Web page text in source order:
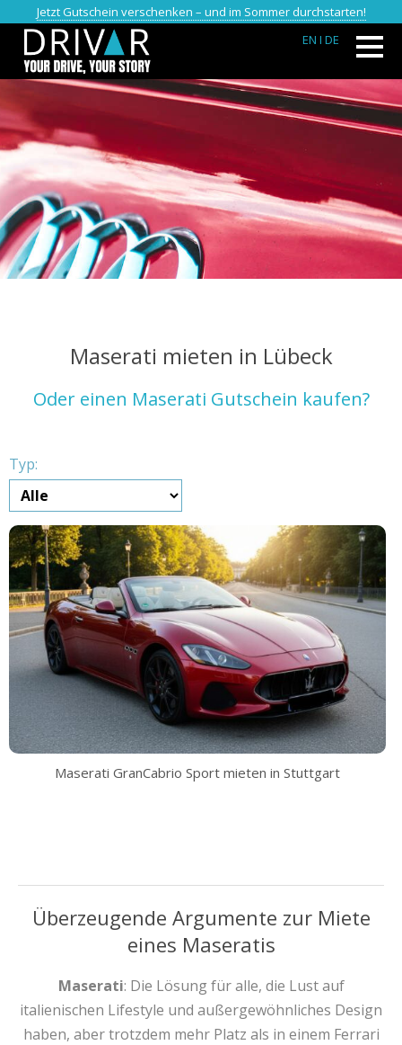
Jetzt Gutschein verschenken – und im Sommer durchstarten!
EN I DE
Maserati mieten in Lübeck
Oder einen Maserati Gutschein kaufen?
Typ:
Maserati GranCabrio Sport mieten in Stuttgart
Überzeugende Argumente zur Miete
eines Maseratis
Maserati: Die Lösung für alle, die Lust auf
italienischen Lifestyle und außergewöhnliches Design
haben, aber trotzdem mehr Platz als in einem Ferrari